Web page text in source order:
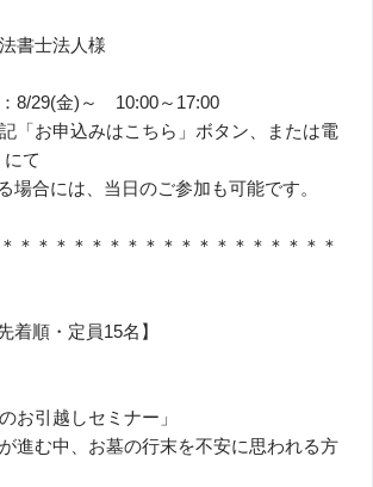
書士法人様
8/29(金)～ 10:00～17:00
「お申込みはこちら」ボタン、または電
て
場合には、当日のご参加も可能です。
＊＊＊＊＊＊＊＊＊＊＊＊＊＊＊＊＊＊
着順・定員15名】
お引越しセミナー」
進む中、お墓の行末を不安に思われる方